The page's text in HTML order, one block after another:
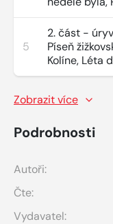
5
2. část -
Píseň
Kolíne, Léta
Zobrazit více
Podrobnosti
Autoři:
Čte:
Vydavatel: